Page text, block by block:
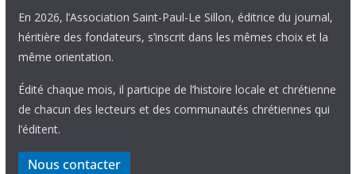
En 2026, l’Association Saint-Paul-Le Sillon, éditrice du journal,
héritière des fondateurs, s’inscrit dans les mêmes choix et la
même orientation.
Édité chaque mois, il participe de l’histoire locale et chrétienne
de chacun des lecteurs et des communautés chrétiennes qui
l’éditent.
Nous contacter